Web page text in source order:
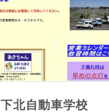
下北自動車学校